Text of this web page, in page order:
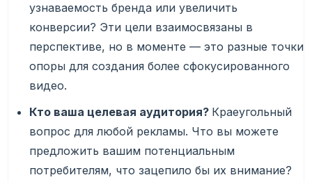
узнаваемость бренда или увеличить
конверсии? Эти цели взаимосвязаны в
перспективе, но в моменте — это разные точки
опоры для создания более сфокусированного
видео.
Кто ваша целевая аудитория? Краеугольный
вопрос для любой рекламы. Что вы можете
предложить вашим потенциальным
потребителям, что зацепило бы их внимание?